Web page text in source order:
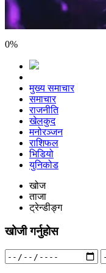
0%
मुख्य समाचार
समाचार
राजनीति
खेलकुद
मनोरञ्जन
राशिफल
भिडियो
युनिकोड
खोज
ताजा
ट्रेन्डीङ्ग
खोजी गर्नुहोस
Search
for: